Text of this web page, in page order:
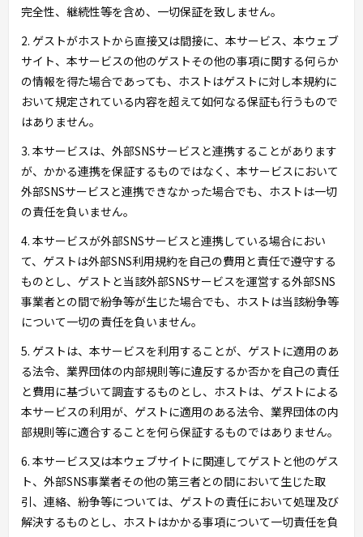
完全性、継続性等を含め、一切保証を致しません。
2. ゲストがホストから直接又は間接に、本サービス、本ウェブ
サイト、本サービスの他のゲストその他の事項に関する何らか
の情報を得た場合であっても、ホストはゲストに対し本規約に
おいて規定されている内容を超えて如何なる保証も行うもので
はありません。
3. 本サービスは、外部SNSサービスと連携することがあります
が、かかる連携を保証するものではなく、本サービスにおいて
外部SNSサービスと連携できなかった場合でも、ホストは一切
の責任を負いません。
4. 本サービスが外部SNSサービスと連携している場合におい
て、ゲストは外部SNS利用規約を自己の費用と責任で遵守する
ものとし、ゲストと当該外部SNSサービスを運営する外部SNS
事業者との間で紛争等が生じた場合でも、ホストは当該紛争等
について一切の責任を負いません。
5. ゲストは、本サービスを利用することが、ゲストに適用のあ
る法令、業界団体の内部規則等に違反するか否かを自己の責任
と費用に基づいて調査するものとし、ホストは、ゲストによる
本サービスの利用が、ゲストに適用のある法令、業界団体の内
部規則等に適合することを何ら保証するものではありません。
6. 本サービス又は本ウェブサイトに関連してゲストと他のゲス
ト、外部SNS事業者その他の第三者との間において生じた取
引、連絡、紛争等については、ゲストの責任において処理及び
解決するものとし、ホストはかかる事項について一切責任を負